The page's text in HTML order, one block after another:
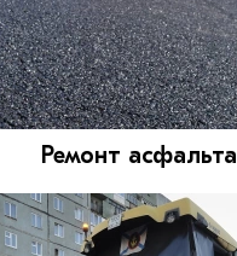
Ремонт асфальта